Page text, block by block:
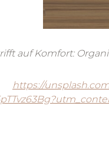
auf Komfort:
https://